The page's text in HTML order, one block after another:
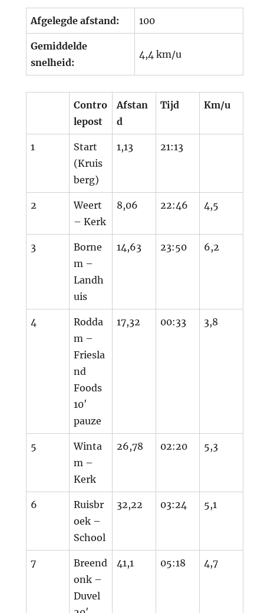
Afgelegde afstand: 100
Gemiddelde
snelheid:
4,4 km/u
Contro
lepost
Afstan
d
Tijd Km/u
1
Start
(Kruis
berg)
1,13 21:13
2
Weert
– Kerk
8,06 22:46 4,5
3
Borne
m –
Landh
uis
14,63 23:50 6,2
4
Rodda
m –
Friesla
nd
Foods
10′
pauze
17,32 00:33 3,8
5
Winta
m –
Kerk
26,78 02:20 5,3
6
Ruisbr
oek –
School
32,22 03:24 5,1
7
Breend
onk –
Duvel
41,1 05:18 4,7